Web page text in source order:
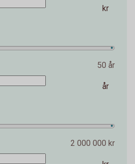
kr
50 år
år
2 000 000 kr